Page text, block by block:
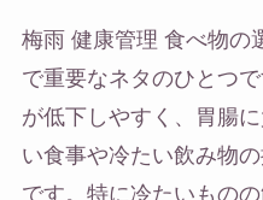
梅雨 健康管理 食べ物の
で重要なネタのひとつ
が低下しやすく、胃腸
い食事や冷たい飲み物
です。特に冷たいもの